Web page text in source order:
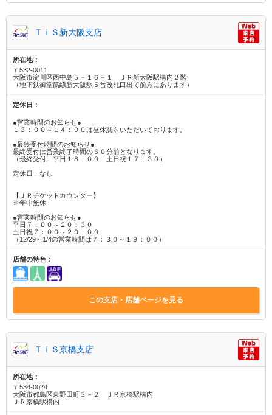
ＴｉＳ新大阪支店
所在地：
〒532-0011
大阪市淀川区西中島５－１６－１ ＪＲ新大阪駅構内２階
（地下鉄御堂筋線新大阪駅５番改札口出て前方にあります）
定休日：
●営業時間のお知らせ●
１３：００～１４：００は昼休憩をいただいております。
●最終受付時間のお知らせ●
最終受付は営業終了時間の６０分前となります。
（最終受付 平日１８：００ 土日祝１７：３０）
定休日：なし
【ＪＲチケットカウンター】
※年中無休
●営業時間のお知らせ●
平日７：００～２０：３０
土日祝７：００～２０：００
（12/29～1/4の営業時間は７：３０～１９：００）
店舗の特色：
この支店・店舗ページを見る
ＴｉＳ京橋支店
所在地：
〒534-0024
大阪市都島区東野田町３－２ ＪＲ京橋駅構内
ＪＲ京橋駅構内